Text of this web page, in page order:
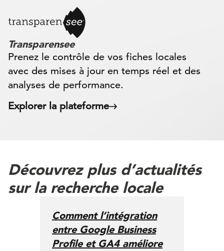
Transparensee
Prenez le contrôle de vos fiches locales
avec des mises à jour en temps réel et des
analyses de performance.
Explorer la plateforme
Découvrez plus d’actualités
sur la recherche locale
Comment l’intégration
entre Google Business
Profile et GA4 améliore